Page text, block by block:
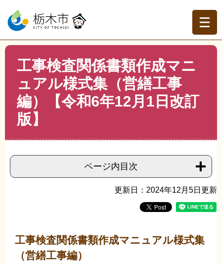
ー
の
先
ニ
ー
を
トップページ >分類でさがす >事業者の方へ >入札契約
工事関係 >工事検査関係書類作成マニュアル様式集
（営繕工事編）【令和6年12月1日改訂版】
工事検査関係書類作成マニ
ュアル様式集（営繕工事
編）【令和6年12月1日改訂
版】
ページ内目次
更新日：2024年12月5日更新
工事検査関係書類作成マニュアル様式集
（営繕工事編）